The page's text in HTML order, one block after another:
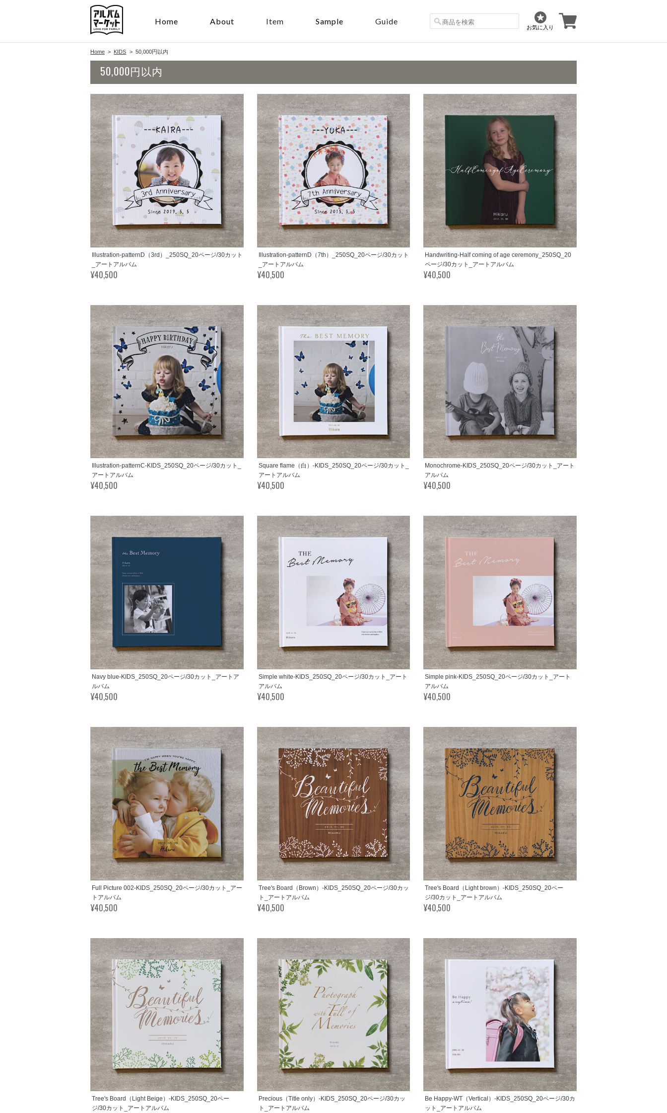
Home About Item Sample Guide
お気に入り
Home KIDS 50,000円以内
50,000円以内
Illustration-patternD（3rd）_250SQ_20ページ/30カット
_アートアルバム
¥40,500
Illustration-patternD（7th）_250SQ_20ページ/30カット
_アートアルバム
¥40,500
Handwriting-Half coming of age ceremony_250SQ_20
ページ/30カット_アートアルバム
¥40,500
Illustration-patternC-KIDS_250SQ_20ページ/30カット_
アートアルバム
¥40,500
Square flame（白）-KIDS_250SQ_20ページ/30カット_
アートアルバム
¥40,500
Monochrome-KIDS_250SQ_20ページ/30カット_アート
アルバム
¥40,500
Navy blue-KIDS_250SQ_20ページ/30カット_アートア
ルバム
¥40,500
Simple white-KIDS_250SQ_20ページ/30カット_アート
アルバム
¥40,500
Simple pink-KIDS_250SQ_20ページ/30カット_アート
アルバム
¥40,500
Full Picture 002-KIDS_250SQ_20ページ/30カット_アー
トアルバム
¥40,500
Tree's Board（Brown）-KIDS_250SQ_20ページ/30カッ
ト_アートアルバム
¥40,500
Tree's Board（Light brown）-KIDS_250SQ_20ペー
ジ/30カット_アートアルバム
¥40,500
Tree's Board（Light Beige）-KIDS_250SQ_20ペー
ジ/30カット_アートアルバム
Precious（Title only）-KIDS_250SQ_20ページ/30カッ
ト_アートアルバム
Be Happy-WT（Vertical）-KIDS_250SQ_20ページ/30カ
ット_アートアルバム